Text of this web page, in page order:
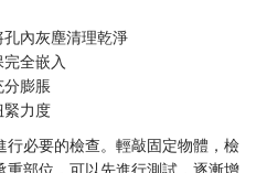
內灰塵清理乾淨
全嵌入
膨脹
緊力度
行必要的檢查。輕敲固定物體，檢